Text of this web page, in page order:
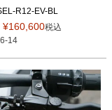
R12-EV-BL
shop/bmw-r1
BB-8780B：ブラッ
RA-8780B：ロウア
¥160,600税込
14